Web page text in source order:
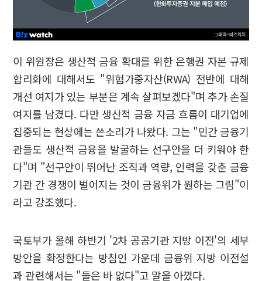
이 위원장은 생산적 금융 확대를 위한 은행권 자본 규제
합리화에 대해서도 "위험가중자산(RWA) 전반에 대해
개선 여지가 있는 부분은 계속 살펴보겠다"며 추가 손질
여지를 남겼다. 다만 생산적 금융 자금 흐름이 대기업에
집중되는 현상에는 쓴소리가 나왔다. 그는 "민간 금융기
관들도 생산적 금융을 발굴하는 선구안을 더 키워야 한
다"며 "선구안이 뛰어난 조직과 역량, 인력을 갖춘 금융
기관 간 경쟁이 벌어지는 것이 금융위가 원하는 그림"이
라고 강조했다.
국토부가 올해 하반기 '2차 공공기관 지방 이전'의 세부
방안을 확정한다는 방침인 가운데 금융위 지방 이전설
과 관련해서는 "들은 바 없다"고 말을 아꼈다.